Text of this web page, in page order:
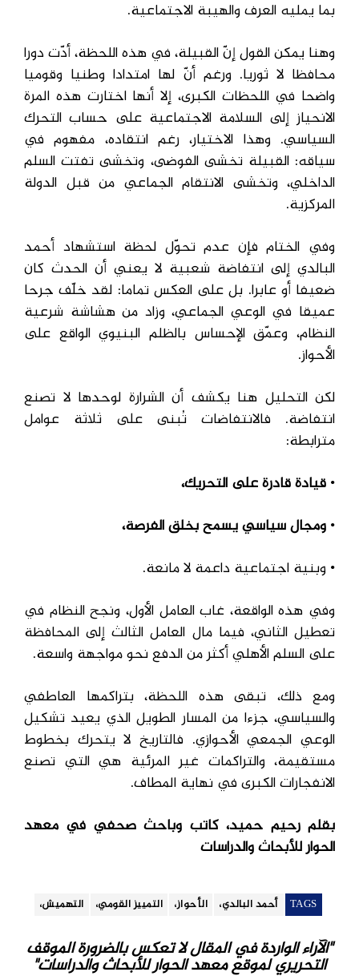
بما يمليه العرف والهيبة الاجتماعية.
وهنا يمكن القول إنّ القبيلة، في هذه اللحظة، أدّت دورا
محافظا لا ثوريا. ورغم أنّ لها امتدادا وطنيا وقوميا
واضحا في اللحظات الكبرى، إلا أنها اختارت هذه المرة
الانحياز إلى السلامة الاجتماعية على حساب التحرك
السياسي. وهذا الاختيار، رغم انتقاده، مفهوم في
سياقه: القبيلة تخشى الفوضى، وتخشى تفتت السلم
الداخلي، وتخشى الانتقام الجماعي من قبل الدولة
المركزية.
وفي الختام فإن عدم تحوّل لحظة استشهاد أحمد
البالدي إلى انتفاضة شعبية لا يعني أن الحدث كان
ضعيفا أو عابرا. بل على العكس تماما: لقد خلّف جرحا
عميقا في الوعي الجماعي، وزاد من هشاشة شرعية
النظام، وعمّق الإحساس بالظلم البنيوي الواقع على
الأحواز.
لكن التحليل هنا يكشف أن الشرارة لوحدها لا تصنع
انتفاضة. فالانتفاضات تُبنى على ثلاثة عوامل
مترابطة:
• قيادة قادرة على التحريك،
• ومجال سياسي يسمح بخلق الفرصة،
• وبنية اجتماعية داعمة لا مانعة.
وفي هذه الواقعة، غاب العامل الأول، ونجح النظام في
تعطيل الثاني، فيما مال العامل الثالث إلى المحافظة
على السلم الأهلي أكثر من الدفع نحو مواجهة واسعة.
ومع ذلك، تبقى هذه اللحظة، بتراكمها العاطفي
والسياسي، جزءا من المسار الطويل الذي يعيد تشكيل
الوعي الجمعي الأحوازي. فالتاريخ لا يتحرك بخطوط
مستقيمة، والتراكمات غير المرئية هي التي تصنع
الانفجارات الكبرى في نهاية المطاف.
بقلم رحيم حميد، كاتب وباحث صحفي في معهد
الحوار للأبحاث والدراسات
TAGS أحمد البالدي، الأحواز، التمييز القومي، التهميش،
"الآراء الواردة في المقال لا تعكس بالضرورة الموقف
التحريري لموقع معهد الحوار للأبحاث والدراسات"